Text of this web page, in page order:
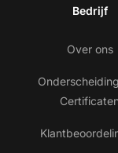
Bedrijf
Over ons